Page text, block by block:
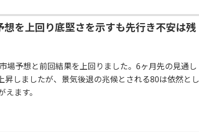
想を上回り底堅さを示すも先行き不安は残
場予想と前回結果を上回りました。6ヶ月先の見通し
しましたが、景気後退の兆候とされる80は依然とし
ます。